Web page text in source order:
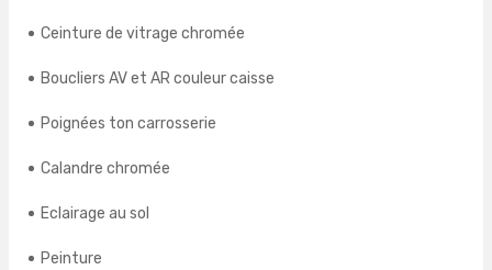
Ceinture de vitrage chromée
Boucliers AV et AR couleur caisse
Poignées ton carrosserie
Calandre chromée
Eclairage au sol
Peinture